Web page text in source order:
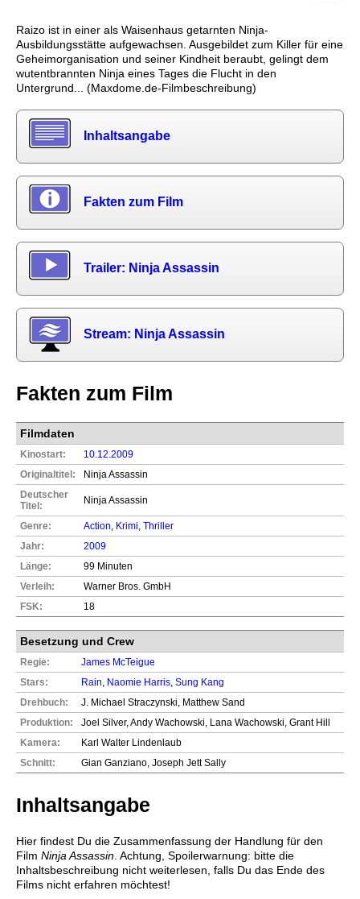
Raizo ist in einer als Waisenhaus getarnten Ninja-
Ausbildungsstätte aufgewachsen. Ausgebildet zum Killer für eine
Geheimorganisation und seiner Kindheit beraubt, gelingt dem
wutentbrannten Ninja eines Tages die Flucht in den
Untergrund... (Maxdome.de-Filmbeschreibung)
Inhaltsangabe
Fakten zum Film
Trailer: Ninja Assassin
Stream: Ninja Assassin
Fakten zum Film
Filmdaten
Kinostart:
10.12.2009
Originaltitel:
Ninja Assassin
Deutscher
Titel:
Ninja Assassin
Genre: Action Krimi Thriller
Jahr:
2009
Länge:
99 Minuten
Verleih:
Warner Bros. GmbH
FSK:
18
Besetzung und Crew
Regie:
James McTeigue
Stars:
Rain Naomie Harris Sung Kang
Drehbuch:
J. Michael Straczynski, Matthew Sand
Produktion:
Joel Silver, Andy Wachowski, Lana Wachowski, Grant Hill
Kamera:
Karl Walter Lindenlaub
Schnitt:
Gian Ganziano, Joseph Jett Sally
Inhaltsangabe
Hier findest Du die Zusammenfassung der Handlung für den
Film Ninja Assassin . Achtung, Spoilerwarnung: bitte die
Inhaltsbeschreibung nicht weiterlesen, falls Du das Ende des
Films nicht erfahren möchtest!